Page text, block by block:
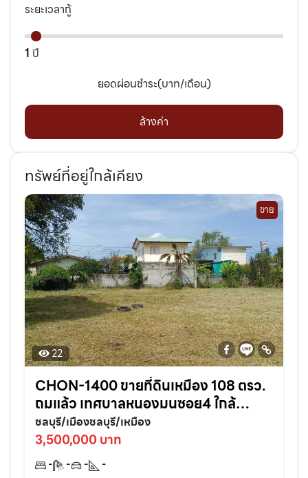
ระยะเวลากู้
1 ปี
ยอดผ่อนชำระ(บาท/เดือน)
ล้างค่า
ทรัพย์ที่อยู่ใกล้เคียง
ขาย
22
CHON-1400 ขายที่ดินเหมือง 108 ตรว.
ถมแล้ว เทศบาลหนองมนซอย4 ใกล้
หาด2กม. อ.เมืองชลบุรี
ชลบุรี/เมืองชลบุรี/เหมือง
3,500,000 บาท
- - -
-